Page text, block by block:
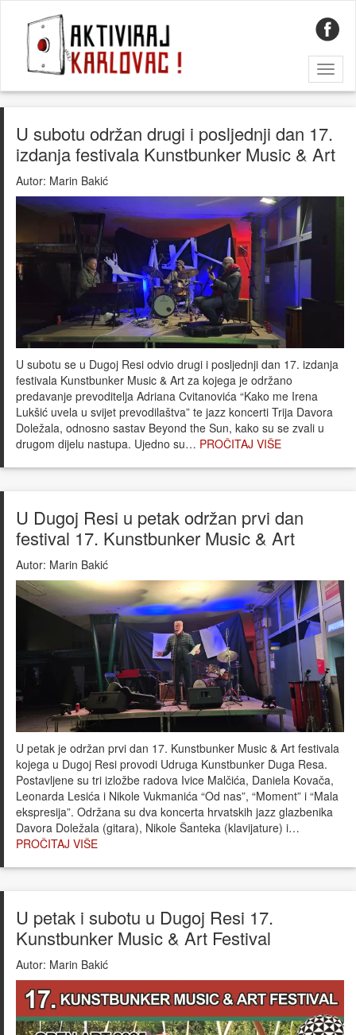
U subotu održan drugi i posljednji dan 17.
izdanja festivala Kunstbunker Music & Art
Autor: Marin Bakić
U subotu se u Dugoj Resi odvio drugi i posljednji dan 17. izdanja
festivala Kunstbunker Music & Art za kojega je održano
predavanje prevoditelja Adriana Cvitanovića “Kako me Irena
Lukšić uvela u svijet prevodilaštva” te jazz koncerti Trija Davora
Doležala, odnosno sastav Beyond the Sun, kako su se zvali u
drugom dijelu nastupa. Ujedno su… PROČITAJ VIŠE
U Dugoj Resi u petak održan prvi dan
festival 17. Kunstbunker Music & Art
Autor: Marin Bakić
U petak je održan prvi dan 17. Kunstbunker Music & Art festivala
kojega u Dugoj Resi provodi Udruga Kunstbunker Duga Resa.
Postavljene su tri izložbe radova Ivice Malčića, Daniela Kovača,
Leonarda Lesića i Nikole Vukmanića “Od nas”, “Moment” i “Mala
ekspresija”. Održana su dva koncerta hrvatskih jazz glazbenika
Davora Doležala (gitara), Nikole Šanteka (klavijature) i…
PROČITAJ VIŠE
U petak i subotu u Dugoj Resi 17.
Kunstbunker Music & Art Festival
Autor: Marin Bakić